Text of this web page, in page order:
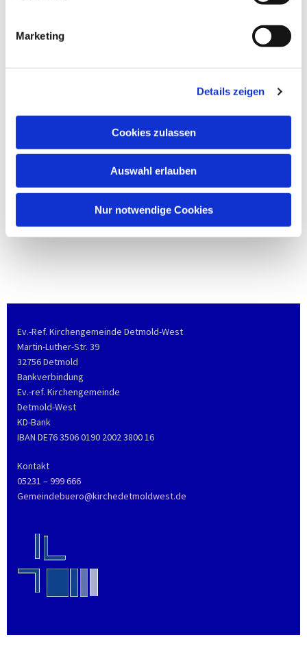
Marketing
Details zeigen
Cookies zulassen
Auswahl erlauben
Nur notwendige Cookies
Ev.-Ref. Kirchengemeinde Detmold-West
Martin-Luther-Str. 39
32756 Detmold
Bankverbindung
Ev.-ref. Kirchengemeinde
Detmold-West
KD-Bank
IBAN DE76 3506 0190 2002 3800 16
Kontakt
05231 – 999 666
Gemeindebuero@kirchedetmoldwest.de